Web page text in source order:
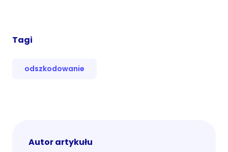
Tagi
odszkodowanie
Autor artykułu